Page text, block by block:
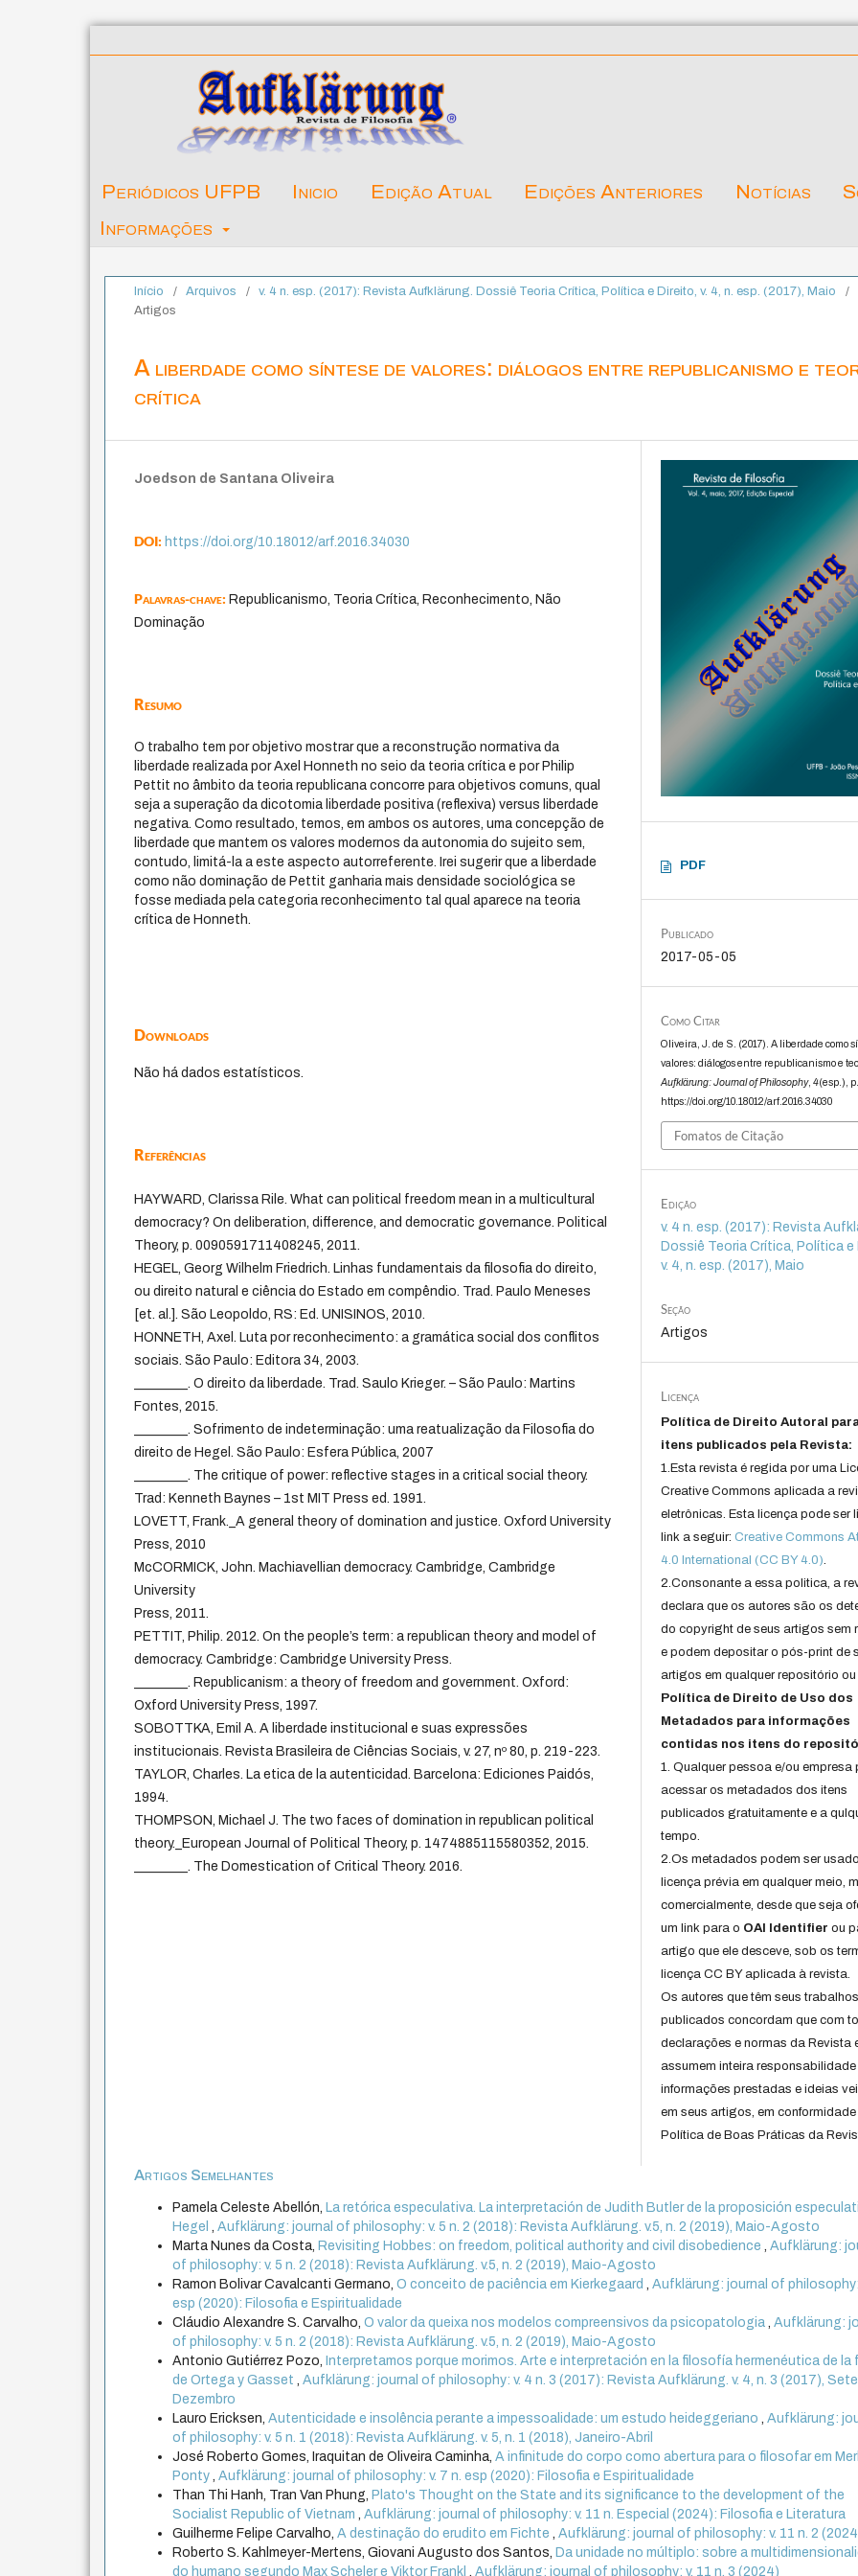
Periódicos UFPB Inicio Edição Atual Edições Anteriores Notícias
Informações
Início / Arquivos / v. 4 n. esp. (2017): Revista Aufklärung. Dossiê Teoria Crítica, Política e Direito, v. 4, n. esp. (2017), Maio
/
Artigos
A liberdade como síntese de valores: diálogos entre republicanismo e
crítica
Joedson de Santana Oliveira
DOI:https://doi.org/10.18012/arf.2016.34030
Palavras-chave:Republicanismo, Teoria Crítica, Reconhecimento, Não
Dominação
Resumo
O trabalho tem por objetivo mostrar que a reconstrução normativa da
liberdade realizada por Axel Honneth no seio da teoria crítica e por Philip
Pettit no âmbito da teoria republicana concorre para objetivos comuns, qual
seja a superação da dicotomia liberdade positiva (reflexiva) versus liberdade
negativa. Como resultado, temos, em ambos os autores, uma concepção de
liberdade que mantem os valores modernos da autonomia do sujeito sem,
contudo, limitá-la a este aspecto autorreferente. Irei sugerir que a liberdade
como não dominação de Pettit ganharia mais densidade sociológica se
fosse mediada pela categoria reconhecimento tal qual aparece na teoria
crítica de Honneth.
Downloads
Não há dados estatísticos.
Referências
HAYWARD, Clarissa Rile. What can political freedom mean in a multicultural
democracy? On deliberation, difference, and democratic governance. Political
Theory, p. 0090591711408245, 2011.
HEGEL, Georg Wilhelm Friedrich. Linhas fundamentais da filosofia do direito,
ou direito natural e ciência do Estado em compêndio. Trad. Paulo Meneses
[et. al.]. São Leopoldo, RS: Ed. UNISINOS, 2010.
HONNETH, Axel. Luta por reconhecimento: a gramática social dos conflitos
sociais. São Paulo: Editora 34, 2003.
________. O direito da liberdade. Trad. Saulo Krieger. – São Paulo: Martins
Fontes, 2015.
________. Sofrimento de indeterminação: uma reatualização da Filosofia do
direito de Hegel. São Paulo: Esfera Pública, 2007
________. The critique of power: reflective stages in a critical social theory.
Trad: Kenneth Baynes – 1st MIT Press ed. 1991.
LOVETT, Frank._A general theory of domination and justice. Oxford University
Press, 2010
McCORMICK, John. Machiavellian democracy. Cambridge, Cambridge
University
Press, 2011.
PETTIT, Philip. 2012. On the people’s term: a republican theory and model of
democracy. Cambridge: Cambridge University Press.
________. Republicanism: a theory of freedom and government. Oxford:
Oxford University Press, 1997.
SOBOTTKA, Emil A. A liberdade institucional e suas expressões
institucionais. Revista Brasileira de Ciências Sociais, v. 27, nº 80, p. 219-223.
TAYLOR, Charles. La etica de la autenticidad. Barcelona: Ediciones Paidós,
1994.
THOMPSON, Michael J. The two faces of domination in republican political
theory._European Journal of Political Theory, p. 1474885115580352, 2015.
________. The Domestication of Critical Theory. 2016.
PDF
Publicado
2017-05-05
Como Citar
Oliveira, J. de S. (2017). A liberdade como
valores: diálogos entre republicanismo e
Aufklärung: Journal of Philosophy,4(esp.),
https://doi.org/10.18012/arf.2016.34030
Fomatos de Citação
Edição
v. 4 n. esp. (2017): Revista
Dossiê Teoria Crítica, Política e
v. 4, n. esp. (2017), Maio
Seção
Artigos
Licença
Política de Direito Autoral
itens publicados pela Revista:
1.Esta revista é regida por uma
Creative Commons aplicada a
eletrônicas. Esta licença pode ser
link a seguir:Creative Commons
4.0 International (CC BY 4.0).
2.Consonante a essa politica, a
declara que os autores são os
do copyright de seus artigos sem
e podem depositar o pós-print de
artigos em qualquer repositório ou
Política de Direito de Uso dos
Metadados para informações
contidas nos itens do
1. Qualquer pessoa e/ou empresa
acessar os metadados dos itens
publicados gratuitamente e a
tempo.
2.Os metadados podem ser
licença prévia em qualquer meio,
comercialmente, desde que seja
um link para o OAI Identifier ou
artigo que ele desceve, sob os
licença CC BY aplicada à revista.
Os autores que têm seus trabalhos
publicados concordam que com
declarações e normas da Revista
assumem inteira responsabilidade
informações prestadas e ideias
em seus artigos, em
Política de Boas Práticas da
Artigos Semelhantes
Pamela Celeste Abellón, La retórica especulativa. La interpretación de Judith Butler de la proposición
Hegel,Aufklärung: journal of philosophy: v. 5 n. 2 (2018): Revista Aufklärung. v.5, n. 2 (2019), Maio-Agosto
Marta Nunes da Costa, Revisiting Hobbes: on freedom, political authority and civil disobedience,Aufklärung:
of philosophy: v. 5 n. 2 (2018): Revista Aufklärung. v.5, n. 2 (2019), Maio-Agosto
Ramon Bolivar Cavalcanti Germano,O conceito de paciência em Kierkegaard,Aufklärung: journal of philosophy:
esp (2020): Filosofia e Espiritualidade
Cláudio Alexandre S. Carvalho,O valor da queixa nos modelos compreensivos da psicopatologia,Aufklärung:
of philosophy: v. 5 n. 2 (2018): Revista Aufklärung. v.5, n. 2 (2019), Maio-Agosto
Antonio Gutiérrez Pozo, Interpretamos porque morimos. Arte e interpretación en la filosofía hermenéutica de la
de Ortega y Gasset,Aufklärung: journal of philosophy: v. 4 n. 3 (2017): Revista Aufklärung. v. 4, n. 3 (2017),
Dezembro
Lauro Ericksen,Autenticidade e insolência perante a impessoalidade: um estudo heideggeriano,Aufklärung:
of philosophy: v. 5 n. 1 (2018): Revista Aufklärung. v. 5, n. 1 (2018), Janeiro-Abril
José Roberto Gomes, Iraquitan de Oliveira Caminha,A infinitude do corpo como abertura para o filosofar em
Ponty,Aufklärung: journal of philosophy: v. 7 n. esp (2020): Filosofia e Espiritualidade
Than Thi Hanh, Tran Van Phung, Plato's Thought on the State and its significance to the development of the
Socialist Republic of Vietnam,Aufklärung: journal of philosophy: v. 11 n. Especial (2024): Filosofia e Literatura
Guilherme Felipe Carvalho,A destinação do erudito em Fichte,Aufklärung: journal of philosophy: v. 11 n. 2
Roberto S. Kahlmeyer-Mertens, Giovani Augusto dos Santos, Da unidade no múltiplo: sobre a
do humano segundo Max Scheler e Viktor Frankl,Aufklärung: journal of philosophy: v. 11 n. 3 (2024)